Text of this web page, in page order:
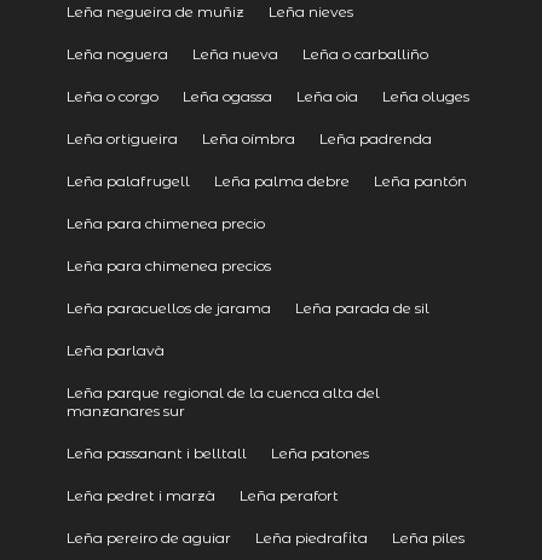
Leña negueira de muñiz Leña nieves
Leña noguera Leña nueva Leña o carballiño
Leña o corgo Leña ogassa Leña oia Leña oluges
Leña ortigueira Leña oímbra Leña padrenda
Leña palafrugell Leña palma debre Leña pantón
Leña para chimenea precio
Leña para chimenea precios
Leña paracuellos de jarama Leña parada de sil
Leña parlavà
Leña parque regional de la cuenca alta del
manzanares sur
Leña passanant i belltall Leña patones
Leña pedret i marzà Leña perafort
Leña pereiro de aguiar Leña piedrafita Leña piles